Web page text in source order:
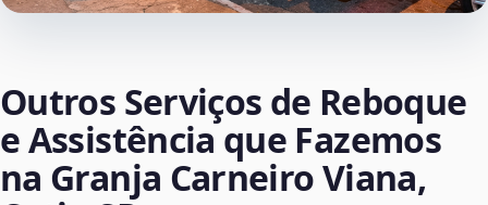
Outros Serviços de Reboque
e Assistência que Fazemos
na Granja Carneiro Viana,